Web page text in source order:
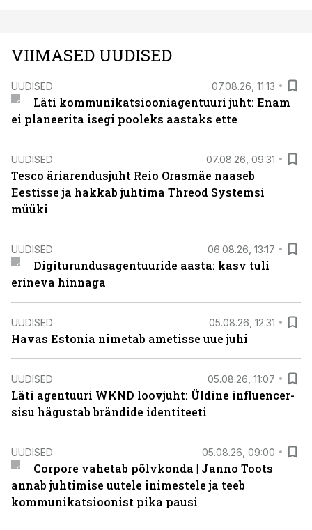
VIIMASED UUDISED
UUDISED 07.08.26, 11:13
Läti kommunikatsiooniagentuuri juht: Enam
ei planeerita isegi pooleks aastaks ette
UUDISED 07.08.26, 09:31
Tesco äriarendusjuht Reio Orasmäe naaseb
Eestisse ja hakkab juhtima Threod Systemsi
müüki
UUDISED 06.08.26, 13:17
Digiturundusagentuuride aasta: kasv tuli
erineva hinnaga
UUDISED 05.08.26, 12:31
Havas Estonia nimetab ametisse uue juhi
UUDISED 05.08.26, 11:07
Läti agentuuri WKND loovjuht: Üldine influencer-
sisu hägustab brändide identiteeti
UUDISED 05.08.26, 09:00
Corpore vahetab põlvkonda | Janno Toots
annab juhtimise uutele inimestele ja teeb
kommunikatsioonist pika pausi